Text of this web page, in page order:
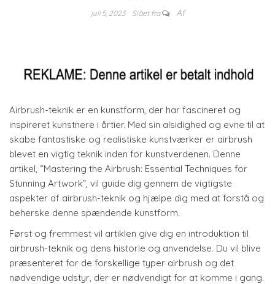
juli 5, 2023 Slået fra Af
Airbrush-teknik er en kunstform, der har fascineret og
inspireret kunstnere i årtier. Med sin alsidighed og evne til at
skabe fantastiske og realistiske kunstværker er airbrush
blevet en vigtig teknik inden for kunstverdenen. Denne
artikel, “Mastering the Airbrush: Essential Techniques for
Stunning Artwork”, vil guide dig gennem de vigtigste
aspekter af airbrush-teknik og hjælpe dig med at forstå og
beherske denne spændende kunstform.
Først og fremmest vil artiklen give dig en introduktion til
airbrush-teknik og dens historie og anvendelse. Du vil blive
præsenteret for de forskellige typer airbrush og det
nødvendige udstyr, der er nødvendigt for at komme i gang.